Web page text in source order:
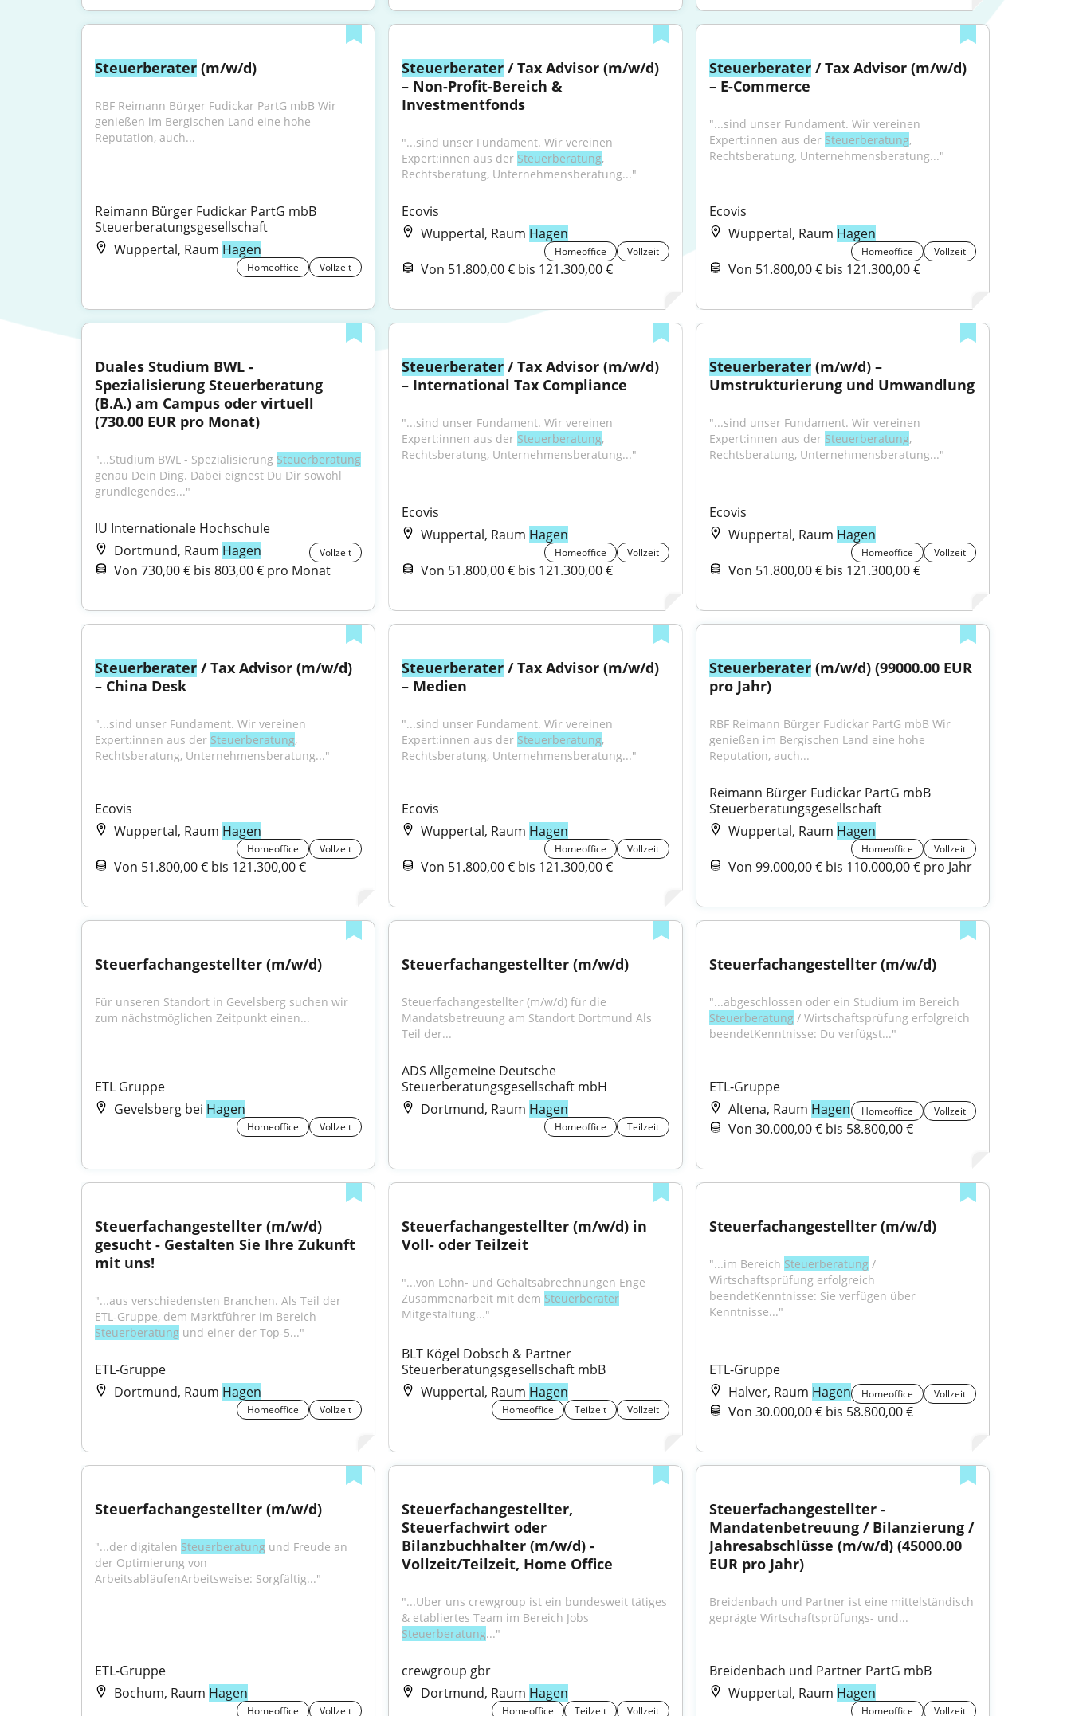
Steuerberater (m/w/d)
RBF Reimann Bürger Fudickar PartG mbB Wir
genießen im Bergischen Land eine hohe
Reputation, auch...
Reimann Bürger Fudickar PartG mbB
Steuerberatungsgesellschaft
Wuppertal, Raum Hagen
Homeoffice Vollzeit
Steuerberater / Tax Advisor (m/w/d)
– Non-Profit-Bereich &
Investmentfonds
"...sind unser Fundament. Wir vereinen
Expert:innen aus der Steuerberatung,
Rechtsberatung, Unternehmensberatung..."
Ecovis
Wuppertal, Raum Hagen
Homeoffice Vollzeit
Von 51.800,00 € bis 121.300,00 €
Steuerberater / Tax Advisor (m/w/d)
– E-Commerce
"...sind unser Fundament. Wir vereinen
Expert:innen aus der Steuerberatung,
Rechtsberatung, Unternehmensberatung..."
Ecovis
Wuppertal, Raum Hagen
Homeoffice Vollzeit
Von 51.800,00 € bis 121.300,00 €
Duales Studium BWL -
Spezialisierung Steuerberatung
(B.A.) am Campus oder virtuell
(730.00 EUR pro Monat)
"...Studium BWL - Spezialisierung Steuerberatung
genau Dein Ding. Dabei eignest Du Dir sowohl
grundlegendes..."
IU Internationale Hochschule
Dortmund, Raum Hagen Vollzeit
Von 730,00 € bis 803,00 € pro Monat
Steuerberater / Tax Advisor (m/w/d)
– International Tax Compliance
"...sind unser Fundament. Wir vereinen
Expert:innen aus der Steuerberatung,
Rechtsberatung, Unternehmensberatung..."
Ecovis
Wuppertal, Raum Hagen
Homeoffice Vollzeit
Von 51.800,00 € bis 121.300,00 €
Steuerberater (m/w/d) –
Umstrukturierung und Umwandlung
"...sind unser Fundament. Wir vereinen
Expert:innen aus der Steuerberatung,
Rechtsberatung, Unternehmensberatung..."
Ecovis
Wuppertal, Raum Hagen
Homeoffice Vollzeit
Von 51.800,00 € bis 121.300,00 €
Steuerberater / Tax Advisor (m/w/d)
– China Desk
"...sind unser Fundament. Wir vereinen
Expert:innen aus der Steuerberatung,
Rechtsberatung, Unternehmensberatung..."
Ecovis
Wuppertal, Raum Hagen
Homeoffice Vollzeit
Von 51.800,00 € bis 121.300,00 €
Steuerberater / Tax Advisor (m/w/d)
– Medien
"...sind unser Fundament. Wir vereinen
Expert:innen aus der Steuerberatung,
Rechtsberatung, Unternehmensberatung..."
Ecovis
Wuppertal, Raum Hagen
Homeoffice Vollzeit
Von 51.800,00 € bis 121.300,00 €
Steuerberater (m/w/d) (99000.00 EUR
pro Jahr)
RBF Reimann Bürger Fudickar PartG mbB Wir
genießen im Bergischen Land eine hohe
Reputation, auch...
Reimann Bürger Fudickar PartG mbB
Steuerberatungs­gesellschaft
Wuppertal, Raum Hagen
Homeoffice Vollzeit
Von 99.000,00 € bis 110.000,00 € pro Jahr
Steuerfachangestellter (m/w/d)
Für unseren Standort in Gevelsberg suchen wir
zum nächstmöglichen Zeitpunkt einen...
ETL Gruppe
Gevelsberg bei Hagen
Homeoffice Vollzeit
Steuerfachangestellter (m/w/d)
Steuerfachangestellter (m/w/d) für die
Mandatsbetreuung am Standort Dortmund Als
Teil der...
ADS Allgemeine Deutsche
Steuerberatungsgesellschaft mbH
Dortmund, Raum Hagen
Homeoffice Teilzeit
Steuerfachangestellter (m/w/d)
Steuerberatung / Wirtschaftsprüfung erfolgreich
beendetKenntnisse: Du verfügst..."
ETL-Gruppe
Altena, Raum Hagen Homeoffice Vollzeit
Von 30.000,00 € bis 58.800,00 €
Steuerfachangestellter (m/w/d)
gesucht - Gestalten Sie Ihre Zukunft
mit uns!
"...aus verschiedensten Branchen. Als Teil der
Steuerberatung und einer der Top‑5..."
ETL-Gruppe
Dortmund, Raum Hagen
Homeoffice Vollzeit
Steuerfachangestellter (m/w/d) in
Voll- oder Teilzeit
"...von Lohn- und Gehaltsabrechnungen Enge
Zusammenarbeit mit dem Steuerberater
Mitgestaltung..."
BLT Kögel Dobsch & Partner
Steuerberatungsgesellschaft mbB
Wuppertal, Raum Hagen
Homeoffice Teilzeit Vollzeit
Steuerfachangestellter (m/w/d)
"...im Bereich Steuerberatung /
Wirtschaftsprüfung erfolgreich
beendetKenntnisse: Sie verfügen über
Kenntnisse..."
ETL-Gruppe
Halver, Raum Hagen Homeoffice Vollzeit
Von 30.000,00 € bis 58.800,00 €
Steuerfachangestellter (m/w/d)
"...der digitalen Steuerberatung und Freude an
der Optimierung von
ArbeitsabläufenArbeitsweise: Sorgfältig..."
ETL-Gruppe
Bochum, Raum Hagen
Homeoffice Vollzeit
Steuerfachangestellter,
Steuerfachwirt oder
Bilanzbuchhalter (m/w/d) -
Vollzeit/Teilzeit, Home Office
"...Über uns crewgroup ist ein bundesweit tätiges
Steuerberatung..."
crewgroup gbr
Dortmund, Raum Hagen
Homeoffice Teilzeit Vollzeit
Steuerfachangestellter -
Mandatenbetreuung / Bilanzierung /
Jahresabschlüsse (m/w/d) (45000.00
EUR pro Jahr)
Breidenbach und Partner ist eine mittelständisch
geprägte Wirtschaftsprüfungs- und...
Breidenbach und Partner PartG mbB
Wuppertal, Raum Hagen
Homeoffice Vollzeit